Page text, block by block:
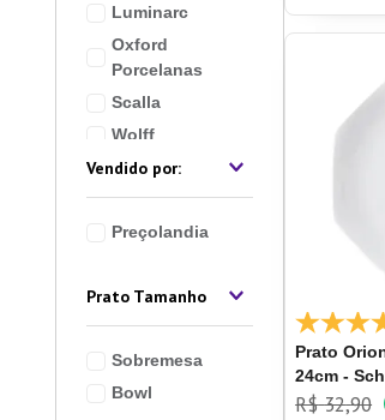
Luminarc
Oxford
Porcelanas
Scalla
Wolff
Lyor
Marcamix
Coza
Preçolandia
Prato Tamanho
Sobremesa
Bowl
Prato
24cm -
R$ 32,90